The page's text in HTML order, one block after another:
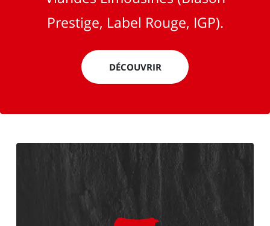
Prestige, Label Rouge, IGP).
DÉCOUVRIR